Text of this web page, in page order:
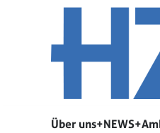
Über uns+NEWS+